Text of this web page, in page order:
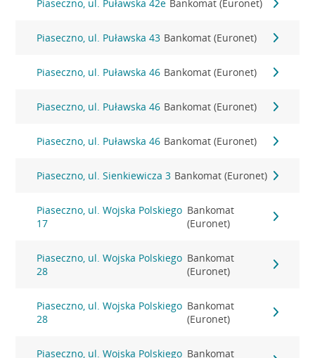
Piaseczno, ul. Puławska 42e Bankomat (Euronet)
Piaseczno, ul. Puławska 43 Bankomat (Euronet)
Piaseczno, ul. Puławska 46 Bankomat (Euronet)
Piaseczno, ul. Puławska 46 Bankomat (Euronet)
Piaseczno, ul. Puławska 46 Bankomat (Euronet)
Piaseczno, ul. Sienkiewicza 3 Bankomat (Euronet)
Piaseczno, ul. Wojska Polskiego
17
Bankomat
(Euronet)
Piaseczno, ul. Wojska Polskiego
28
Bankomat
(Euronet)
Piaseczno, ul. Wojska Polskiego
28
Bankomat
(Euronet)
Piaseczno, ul. Wojska Polskiego Bankomat